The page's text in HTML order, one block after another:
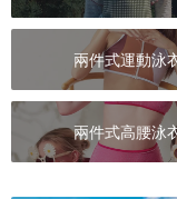
兩件式運動泳
兩件式高腰泳